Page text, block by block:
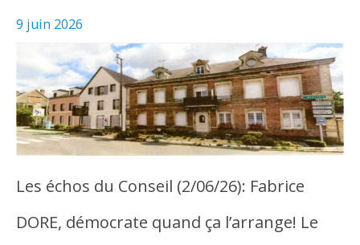
9 juin 2026
Les échos du Conseil (2/06/26): Fabrice
DORE, démocrate quand ça l’arrange! Le